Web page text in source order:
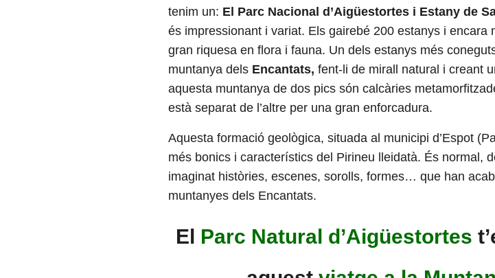
tenim un: El Parc Nacional d’Aigüestortes i Estany de
és impressionant i variat. Els gairebé 200 estanys i
gran riquesa en flora i fauna. Un dels estanys més
muntanya dels Encantats, fent-li de mirall natural i creant
aquesta muntanya de dos pics són calcàries
està separat de l’altre per una gran enforcadura.
Aquesta formació geològica, situada al municipi d’Espot
més bonics i característics del Pirineu lleidatà. És normal,
imaginat històries, escenes, sorolls, formes… que han
muntanyes dels Encantats.
El Parc Natural d’Aigüestortes